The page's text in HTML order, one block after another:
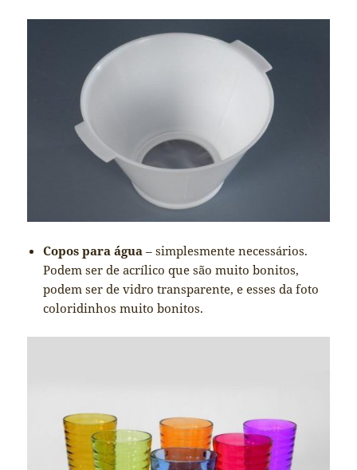
Copos para água – simplesmente necessários.
Podem ser de acrílico que são muito bonitos,
podem ser de vidro transparente, e esses da foto
coloridinhos muito bonitos.